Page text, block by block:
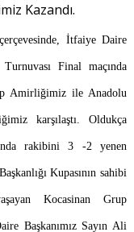
Kazandı.
İtfaiye Daire
Final maçında
Amirliğimiz ile Anadolu
karşılaştı. Oldukça
rakibini 3 -2 yenen
Kupasının sahibi
Kocasinan Grup
Başkanımız Sayın Ali